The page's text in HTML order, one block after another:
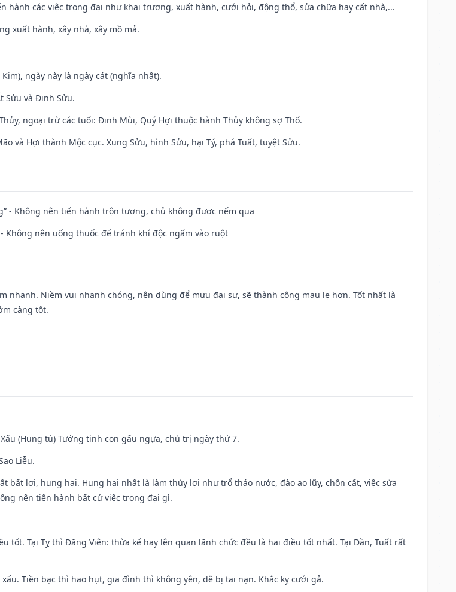
hành các việc trọng đại như khai trương, xuất hành, cưới hỏi, động thổ, sửa chữa hay cất nhà,...
xuất hành, xây nhà, xây mồ mả.
ngày này là ngày cát (nghĩa nhật).
Sửu và Đinh Sửu.
ngoại trừ các tuổi: Đinh Mùi, Quý Hợi thuộc hành Thủy không sợ Thổ.
và Hợi thành Mộc cục. Xung Sửu, hình Sửu, hại Tý, phá Tuất, tuyệt Sửu.
- Không nên tiến hành trộn tương, chủ không được nếm qua
Không nên uống thuốc để tránh khí độc ngấm vào ruột
nhanh. Niềm vui nhanh chóng, nên dùng để mưu đại sự, sẽ thành công mau lẹ hơn. Tốt nhất là
càng tốt.
(Hung tú) Tướng tinh con gấu ngựa, chủ trị ngày thứ 7.
Liễu.
bất lợi, hung hại. Hung hại nhất là làm thủy lợi như trổ tháo nước, đào ao lũy, chôn cất, việc sửa
nên tiến hành bất cứ việc trọng đại gì.
tốt. Tại Tỵ thì Đăng Viên: thừa kế hay lên quan lãnh chức đều là hai điều tốt nhất. Tại Dần, Tuất rất
Tiền bạc thì hao hụt, gia đình thì không yên, dễ bị tai nạn. Khắc kỵ cưới gả.